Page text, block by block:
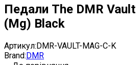
Педали The DMR
(Mg) Black
Артикул:DMR-VAULT-MAG-C-K
Brand:DMR